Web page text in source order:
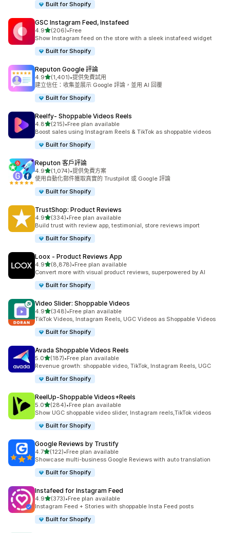
Built for Shopify
GSC Instagram Feed, Instafeed
4.9滿分 5 顆星
(206)
共有 206 則評價
•Free
Show Instagram feed on the store with a sleek instafeed widget
Built for Shopify
Reputon Google 評論
4.9滿分 5 顆星
(1,401)
共有 1401 則評價
•提供免費試用
建立信任：收集並展示 Google 評論，並用 AI 回覆
Built for Shopify
Reelfy‑ Shoppable Videos Reels
4.8滿分 5 顆星
(215)
共有 215 則評價
•Free plan available
Boost sales using Instagram Reels & TikTok as shoppable videos
Built for Shopify
Reputon 客戶評論
4.9滿分 5 顆星
(1,074)
共有 1074 則評價
•提供免費方案
使用自動化郵件獲取真實的 Trustpilot 或 Google 評論
Built for Shopify
TrustShop: Product Reviews
4.9滿分 5 顆星
(334)
共有 334 則評價
•Free plan available
Build trust with review app, testimonial, store reviews import
Built for Shopify
Loox ‑ Product Reviews App
4.9滿分 5 顆星
(8,878)
共有 8878 則評價
•Free plan available
Convert more with visual product reviews, superpowered by AI
Built for Shopify
Video Slider: Shoppable Videos
4.9滿分 5 顆星
(348)
共有 348 則評價
•Free plan available
TikTok Videos, Instagram Reels, UGC Videos as Shoppable Videos
Built for Shopify
Avada Shoppable Videos Reels
5.0滿分 5 顆星
(187)
共有 187 則評價
•Free plan available
Revenue growth: shoppable video, TikTok, Instagram Reels, UGC
Built for Shopify
ReelUp‑Shoppable Videos+Reels
5.0滿分 5 顆星
(284)
共有 284 則評價
•Free plan available
Show UGC shoppable video slider, Instagram reels,TikTok videos
Built for Shopify
Google Reviews by Trustify
4.7滿分 5 顆星
(122)
共有 122 則評價
•Free plan available
Showcase multi-business Google Reviews with auto translation
Built for Shopify
Instafeed for Instagram Feed
4.9滿分 5 顆星
(373)
共有 373 則評價
•Free plan available
Instagram Feed + Stories with shoppable Insta Feed posts
Built for Shopify